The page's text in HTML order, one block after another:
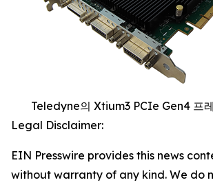
Teledyne의 Xtium3 PCIe Gen4 프
Legal Disclaimer:
EIN Presswire provides this news
without warranty of any kind. We do